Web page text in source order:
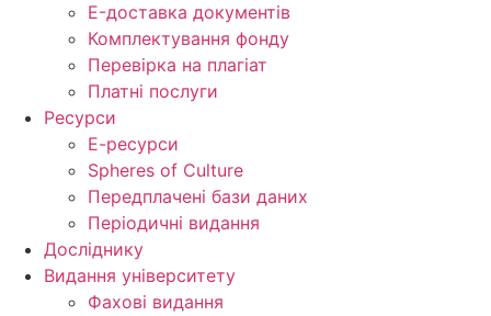
E-доставка документів
Комплектування фонду
Перевірка на плагіат
Платні послуги
Ресурси
Е-ресурси
Spheres of Culture
Передплачені бази даних
Періодичні видання
Досліднику
Видання університету
Фахові видання